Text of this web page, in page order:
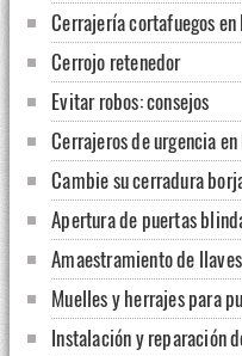
Cerrajería cortafuegos
Cerrojo retenedor
Evitar robos: consejos
Cerrajeros de urgencia
Cambie su cerradura
Apertura de puertas
Amaestramiento de llaves
Muelles y herrajes para
Instalación y reparación